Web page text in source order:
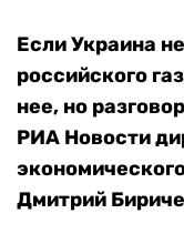
Если Украина
российского
нее, но
РИА Новости
Дмитрий